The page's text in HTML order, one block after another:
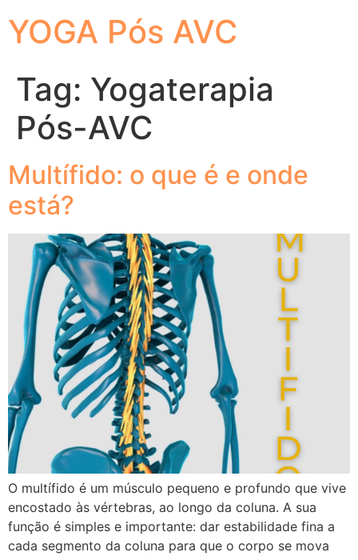
YOGA Pós AVC
Tag: Yogaterapia
Pós-AVC
Multífido: o que é e onde
está?
O multífido é um músculo pequeno e profundo que vive
encostado às vértebras, ao longo da coluna. A sua
função é simples e importante: dar estabilidade fina a
cada segmento da coluna para que o corpo se mova